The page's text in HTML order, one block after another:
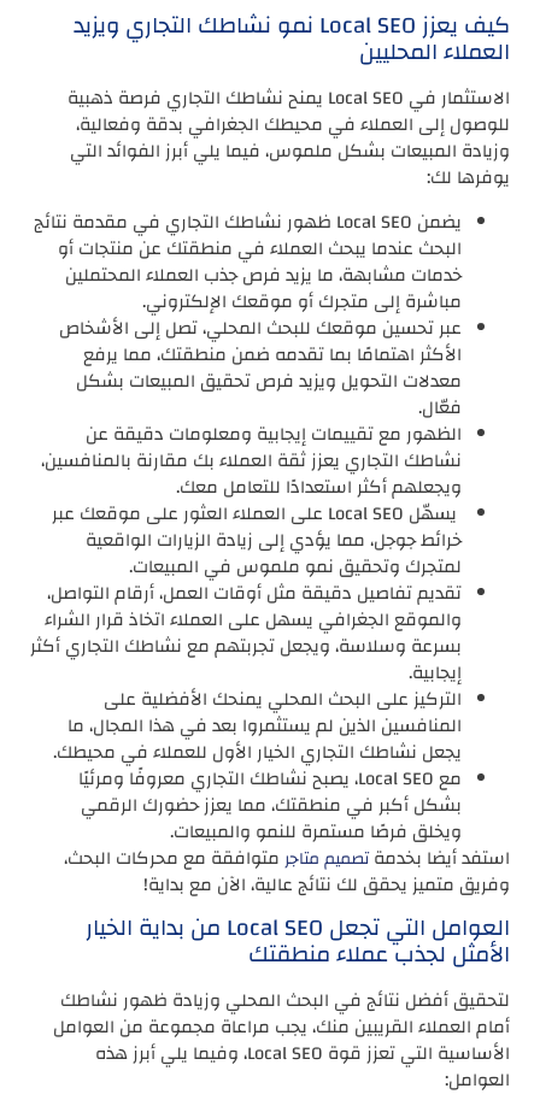
كيف يعزز Local SEO نمو نشاطك التجاري ويزيد
العملاء المحليين
الاستثمار في Local SEO يمنح نشاطك التجاري فرصة ذهبية
للوصول إلى العملاء في محيطك الجغرافي بدقة وفعالية،
وزيادة المبيعات بشكل ملموس، فيما يلي أبرز الفوائد التي
يوفرها لك:
يضمن Local SEO ظهور نشاطك التجاري في مقدمة نتائج
البحث عندما يبحث العملاء في منطقتك عن منتجات أو
خدمات مشابهة، ما يزيد فرص جذب العملاء المحتملين
مباشرة إلى متجرك أو موقعك الإلكتروني.
عبر تحسين موقعك للبحث المحلي، تصل إلى الأشخاص
الأكثر اهتمامًا بما تقدمه ضمن منطقتك، مما يرفع
معدلات التحويل ويزيد فرص تحقيق المبيعات بشكل
فعّال.
الظهور مع تقييمات إيجابية ومعلومات دقيقة عن
نشاطك التجاري يعزز ثقة العملاء بك مقارنة بالمنافسين،
ويجعلهم أكثر استعدادًا للتعامل معك.
يسهّل Local SEO على العملاء العثور على موقعك عبر
خرائط جوجل، مما يؤدي إلى زيادة الزيارات الواقعية
لمتجرك وتحقيق نمو ملموس في المبيعات.
تقديم تفاصيل دقيقة مثل أوقات العمل، أرقام التواصل،
والموقع الجغرافي يسهل على العملاء اتخاذ قرار الشراء
بسرعة وسلاسة، ويجعل تجربتهم مع نشاطك التجاري أكثر
إيجابية.
التركيز على البحث المحلي يمنحك الأفضلية على
المنافسين الذين لم يستثمروا بعد في هذا المجال، ما
يجعل نشاطك التجاري الخيار الأول للعملاء في محيطك.
مع Local SEO، يصبح نشاطك التجاري معروفًا ومرئيًا
بشكل أكبر في منطقتك، مما يعزز حضورك الرقمي
ويخلق فرصًا مستمرة للنمو والمبيعات.
استفد أيضا بخدمةتصميم متاجرمتوافقة مع محركات البحث،
وفريق متميز يحقق لك نتائج عالية، الآن مع بداية!
العوامل التي تجعل Local SEO من بداية الخيار
الأمثل لجذب عملاء منطقتك
لتحقيق أفضل نتائج في البحث المحلي وزيادة ظهور نشاطك
أمام العملاء القريبين منك، يجب مراعاة مجموعة من العوامل
الأساسية التي تعزز قوة Local SEO، وفيما يلي أبرز هذه
العوامل: